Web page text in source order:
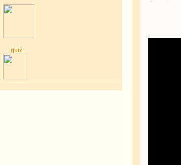
quiz